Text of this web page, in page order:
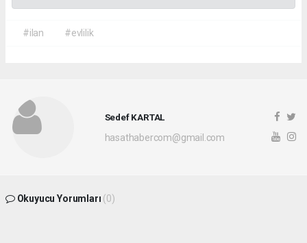
#ilan #evlilik
Sedef KARTAL
hasathabercom@gmail.com
Okuyucu Yorumları (0)